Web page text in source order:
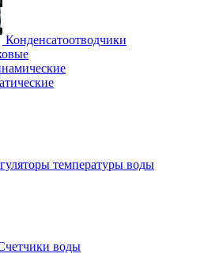
Конденсатоотводчики
температуры воды
воды